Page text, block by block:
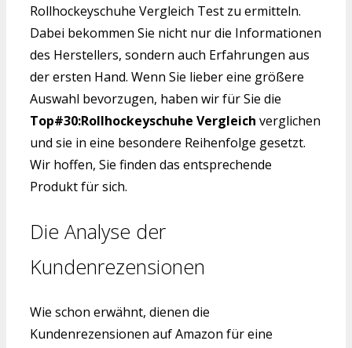
Rollhockeyschuhe Vergleich Test zu ermitteln.
Dabei bekommen Sie nicht nur die Informationen
des Herstellers, sondern auch Erfahrungen aus
der ersten Hand. Wenn Sie lieber eine größere
Auswahl bevorzugen, haben wir für Sie die
Top#30:Rollhockeyschuhe Vergleich verglichen
und sie in eine besondere Reihenfolge gesetzt.
Wir hoffen, Sie finden das entsprechende
Produkt für sich.
Die Analyse der
Kundenrezensionen
Wie schon erwähnt, dienen die
Kundenrezensionen auf Amazon für eine